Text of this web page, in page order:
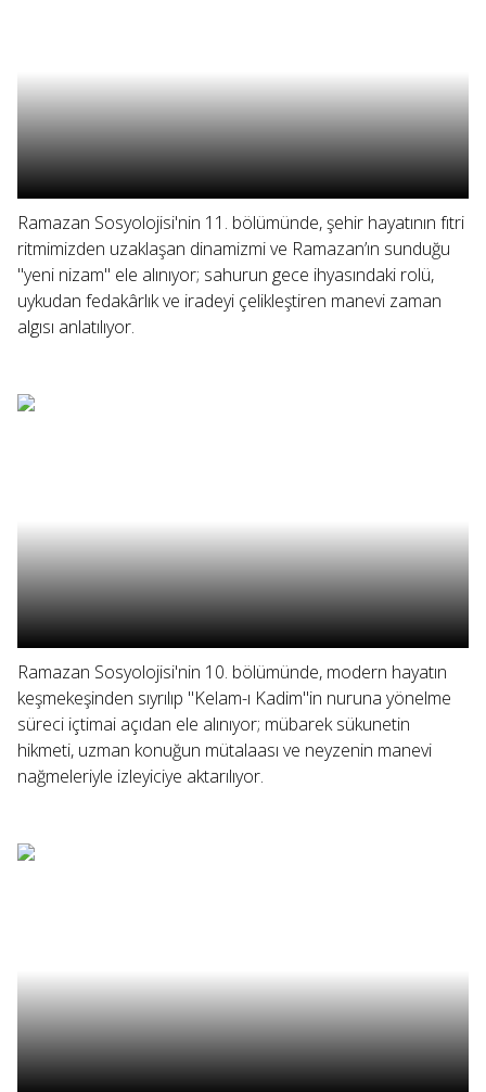
Ramazan Sosyolojisi'nin 11. bölümünde, şehir hayatının fıtri
ritmimizden uzaklaşan dinamizmi ve Ramazan’ın sunduğu
"yeni nizam" ele alınıyor; sahurun gece ihyasındaki rolü,
uykudan fedakârlık ve iradeyi çelikleştiren manevi zaman
algısı anlatılıyor.
Ramazan Sosyolojisi'nin 10. bölümünde, modern hayatın
keşmekeşinden sıyrılıp "Kelam-ı Kadim"in nuruna yönelme
süreci içtimai açıdan ele alınıyor; mübarek sükunetin
hikmeti, uzman konuğun mütalaası ve neyzenin manevi
nağmeleriyle izleyiciye aktarılıyor.